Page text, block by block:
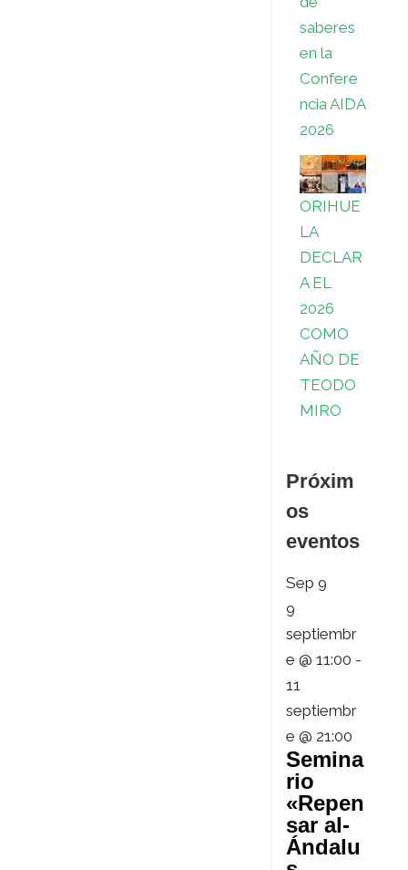
saberes
en la
Confere
ncia AIDA
2026
ORIHUE
LA
DECLAR
A EL
2026
COMO
AÑO DE
TEODO
MIRO
Próxim
os
eventos
Sep9
9
septiembr
e @ 11:00 -
11
septiembr
e @ 21:00
Semina
rio
«Repen
sar al-
Ándalu